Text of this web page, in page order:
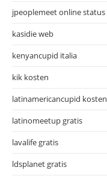
jpeoplemeet online status
kasidie web
kenyancupid italia
kik kosten
latinamericancupid kosten
latinomeetup gratis
lavalife gratis
ldsplanet gratis